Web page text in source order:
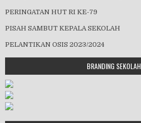
PERINGATAN HUT RI KE-79
PISAH SAMBUT KEPALA SEKOLAH
PELANTIKAN OSIS 2023/2024
BRANDING SEKOLAH